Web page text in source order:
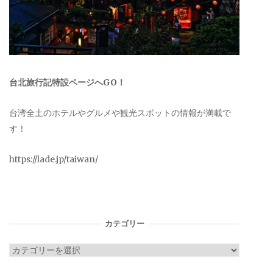
台北旅行記特設ページへGO！
台湾全土のホテルやグルメや観光スポットの情報が満載で
す！
https://lade.jp/taiwan/
カテゴリー
カ